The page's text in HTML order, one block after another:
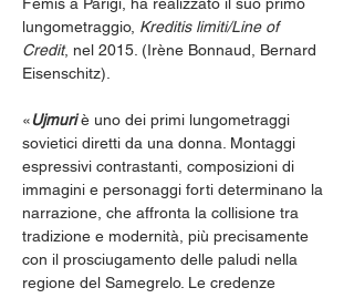
Fémis a Parigi, ha realizzato il suo primo
lungometraggio, Kreditis limiti/Line of
Credit, nel 2015. (Irène Bonnaud, Bernard
Eisenschitz).
«Ujmuri è uno dei primi lungometraggi
sovietici diretti da una donna. Montaggi
espressivi contrastanti, composizioni di
immagini e personaggi forti determinano la
narrazione, che affronta la collisione tra
tradizione e modernità, più precisamente
con il prosciugamento delle paludi nella
regione del Samegrelo. Le credenze